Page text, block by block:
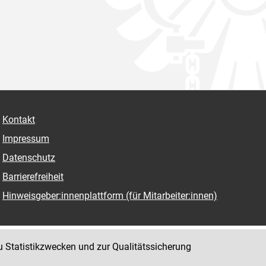
Kontakt
Impressum
Datenschutz
Barrierefreiheit
Hinweisgeber:innenplattform (für Mitarbeiter:innen)
Statistikzwecken und zur Qualitätssicherung